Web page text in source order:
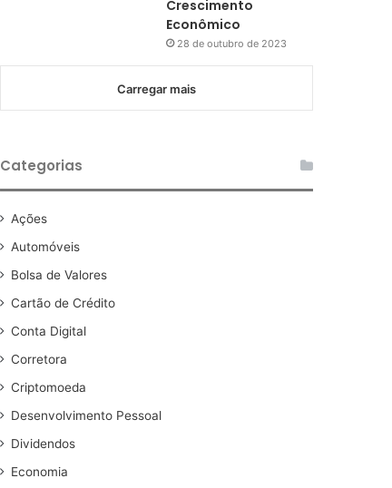
Crescimento
Econômico
28 de outubro de 2023
Carregar mais
Categorias
Ações
Automóveis
Bolsa de Valores
Cartão de Crédito
Conta Digital
Corretora
Criptomoeda
Desenvolvimento Pessoal
Dividendos
Economia